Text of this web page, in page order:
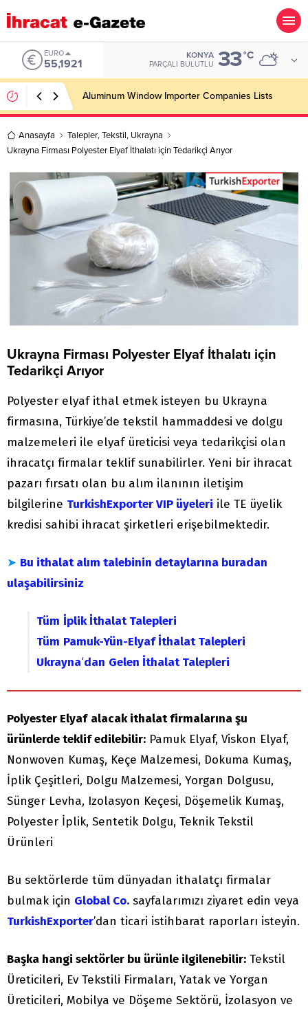
ALTIN
6.659,09
KONYA
PARÇALI BULUTLU 33°C
Wooden Pallet Importer Companies Lists
Anasayfa Talepler,Tekstil, Ukrayna
Ukrayna Firması Polyester Elyaf İthalatı için Tedarikçi Arıyor
Ukrayna Firması Polyester Elyaf İthalatı için
Tedarikçi Arıyor
Polyester elyaf ithal etmek isteyen bu Ukrayna
firmasına, Türkiye’de tekstil hammaddesi ve dolgu
malzemeleri ile elyaf üreticisi veya tedarikçisi olan
ihracatçı firmalar teklif sunabilirler. Yeni bir ihracat
pazarı fırsatı olan bu alım ilanının iletişim
bilgilerine TurkishExporter VIP üyeleri ile TE üyelik
kredisi sahibi ihracat şirketleri erişebilmektedir.
➤ Bu ithalat alım talebinin detaylarına buradan
ulaşabilirsiniz
Tüm İplik İthalat Talepleri
Tüm Pamuk-Yün-Elyaf İthalat Talepleri
Ukrayna‘dan Gelen İthalat Talepleri
Polyester Elyaf alacak ithalat firmalarına şu
ürünlerde teklif edilebilir: Pamuk Elyaf, Viskon Elyaf,
Nonwoven Kumaş, Keçe Malzemesi, Dokuma Kumaş,
İplik Çeşitleri, Dolgu Malzemesi, Yorgan Dolgusu,
Sünger Levha, Izolasyon Keçesi, Döşemelik Kumaş,
Polyester İplik, Sentetik Dolgu, Teknik Tekstil
Ürünleri
Bu sektörlerde tüm dünyadan ithalatçı firmalar
bulmak için Global Co. sayfalarımızı ziyaret edin veya
TurkishExporter’dan ticari istihbarat raporları isteyin.
Başka hangi sektörler bu ürünle ilgilenebilir: Tekstil
Üreticileri, Ev Tekstili Firmaları, Yatak ve Yorgan
Üreticileri, Mobilya ve Döşeme Sektörü, İzolasyon ve